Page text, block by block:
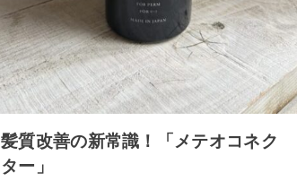
髪質改善の新常識！「メテオコネク
ター」